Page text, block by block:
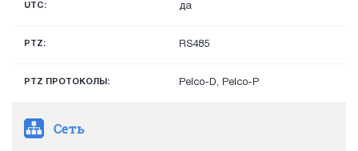
UTC: да
PTZ: RS485
PTZ ПРОТОКОЛЫ: Pelco-D, Pelco-P
Сеть